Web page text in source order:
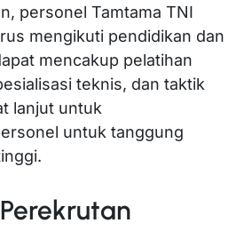
personel Tamtama TNI
mengikuti pendidikan dan
mencakup pelatihan
teknis, dan taktik
lanjut untuk
untuk tanggung